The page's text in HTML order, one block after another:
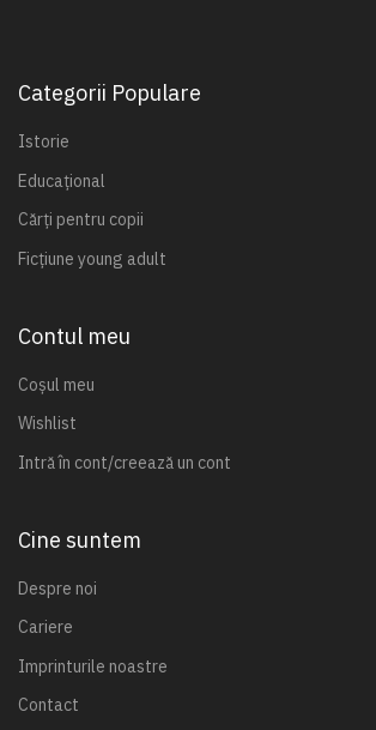
Categorii Populare
Istorie
Educațional
Cărți pentru copii
Ficțiune young adult
Contul meu
Coșul meu
Wishlist
Intră în cont/creează un cont
Cine suntem
Despre noi
Cariere
Imprinturile noastre
Contact